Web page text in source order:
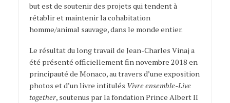
but est de soutenir des projets qui tendent à
rétablir et maintenir la cohabitation
homme/animal sauvage, dans le monde entier.
Le résultat du long travail de Jean-Charles Vinaj a
été présenté officiellement fin novembre 2018 en
principauté de Monaco, au travers d’une exposition
photos et d’un livre intitulés Vivre ensemble-Live
together, soutenus par la fondation Prince Albert II